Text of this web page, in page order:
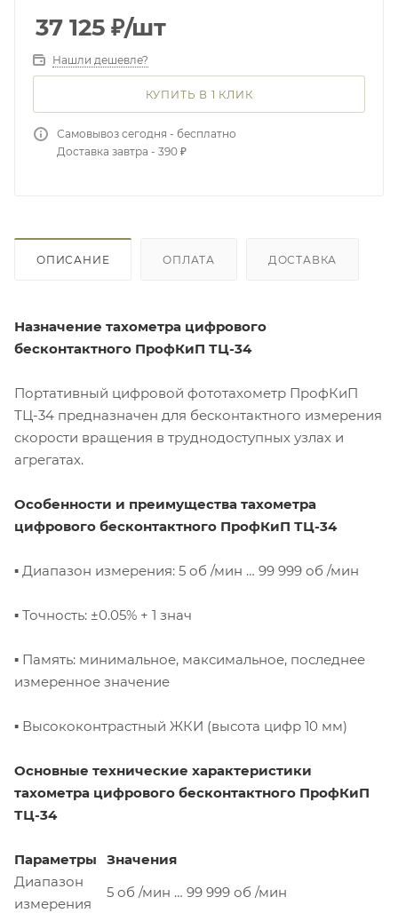
37 125 ₽/шт
Нашли дешевле?
КУПИТЬ В 1 КЛИК
Самовывоз сегодня - бесплатно
Доставка завтра - 390 ₽
ОПИСАНИЕ ОПЛАТА ДОСТАВКА
Назначение тахометра цифрового
бесконтактного ПрофКиП ТЦ-34
Портативный цифровой фототахометр ПрофКиП
ТЦ-34 предназначен для бесконтактного измерения
скорости вращения в труднодоступных узлах и
агрегатах.
Особенности и преимущества тахометра
цифрового бесконтактного ПрофКиП ТЦ-34
▪ Диапазон измерения: 5 об /мин … 99 999 об /мин
▪ Точность: ±0.05% + 1 знач
▪ Память: минимальное, максимальное, последнее
измеренное значение
▪ Высококонтрастный ЖКИ (высота цифр 10 мм)
Основные технические характеристики
тахометра цифрового бесконтактного ПрофКиП
ТЦ-34
Параметры
Значения
Диапазон
измерения
5 об /мин … 99 999 об /мин